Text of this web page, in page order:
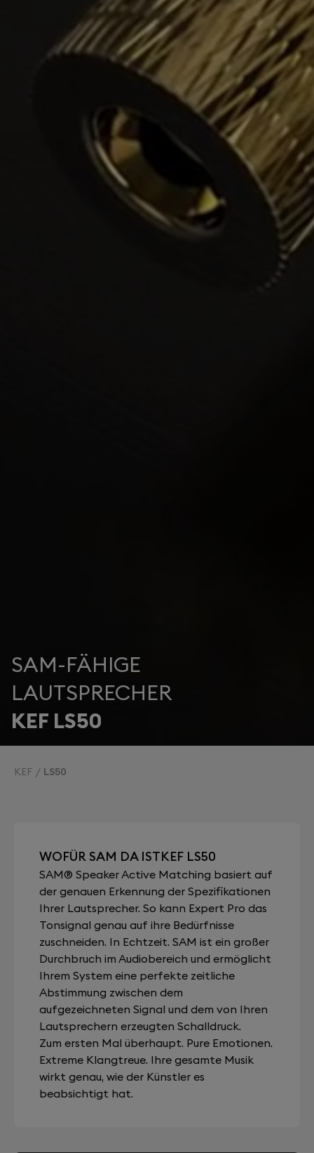
SAM-FÄHIGE
LAUTSPRECHER
KEF LS50
KEF LS50
WOFÜR SAM DA ISTKEF LS50
SAM® Speaker Active Matching basiert auf
der genauen Erkennung der Spezifikationen
Ihrer Lautsprecher. So kann Expert Pro das
Tonsignal genau auf ihre Bedürfnisse
zuschneiden. In Echtzeit. SAM ist ein großer
Durchbruch im Audiobereich und ermöglicht
Ihrem System eine perfekte zeitliche
Abstimmung zwischen dem
aufgezeichneten Signal und dem von Ihren
Lautsprechern erzeugten Schalldruck.
Zum ersten Mal überhaupt. Pure Emotionen.
Extreme Klangtreue. Ihre gesamte Musik
wirkt genau, wie der Künstler es
beabsichtigt hat.